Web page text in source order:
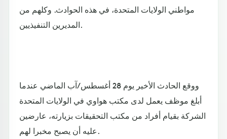
مواطني الولايات المتحدة، في هذه الحوادث. وكلهم من
المديرين التنفيذيين.
ووقع الحادث الأخير يوم 28 أغسطس/آب الماضي عندما
أبلغ موظف يعمل لدى مكتب هواوي في الولايات المتحدة
الشركة بقيام أفراد من مكتب التحقيقات بزيارته، عارضين
عليه أن يصبح مخبرا لهم.